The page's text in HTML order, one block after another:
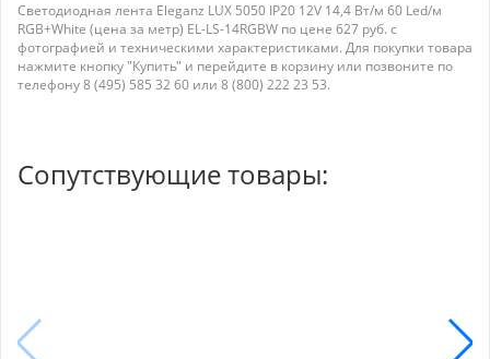
Светодиодная лента Eleganz LUX 5050 IP20 12V 14,4 Вт/м 60 Led/м
RGB+White (цена за метр) EL-LS-14RGBW по цене 627 руб. с
фотографией и техническими характеристиками. Для покупки товара
нажмите кнопку "Купить" и перейдите в корзину или позвоните по
телефону 8 (495) 585 32 60 или 8 (800) 222 23 53.
Сопутствующие товары: